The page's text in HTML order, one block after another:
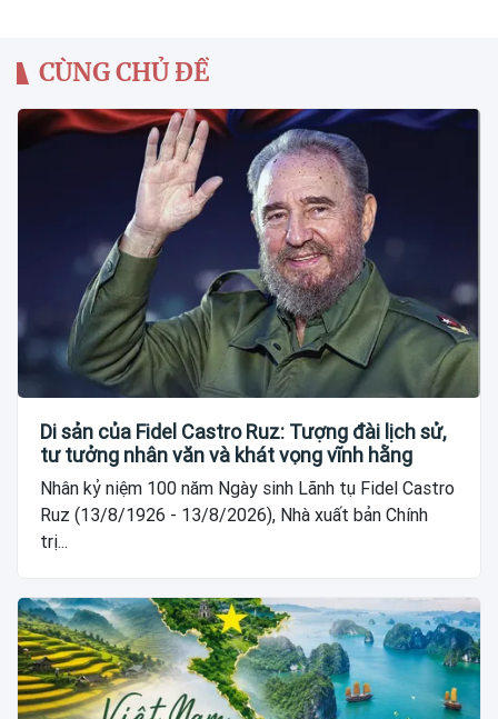
CÙNG CHỦ ĐỀ
Di sản của Fidel Castro Ruz: Tượng đài lịch sử,
tư tưởng nhân văn và khát vọng vĩnh hằng
Nhân kỷ niệm 100 năm Ngày sinh Lãnh tụ Fidel Castro
Ruz (13/8/1926 - 13/8/2026), Nhà xuất bản Chính
trị...